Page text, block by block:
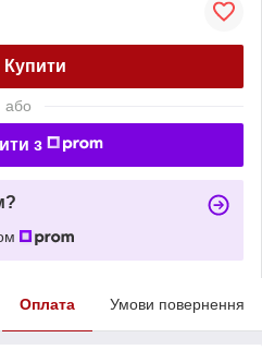
Купити
або
з
Оплата Умови повернення